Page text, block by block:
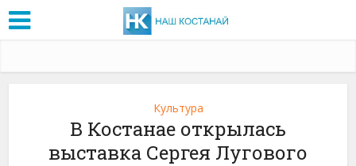
Культура
В Костанае открылась
выставка Сергея Лугового